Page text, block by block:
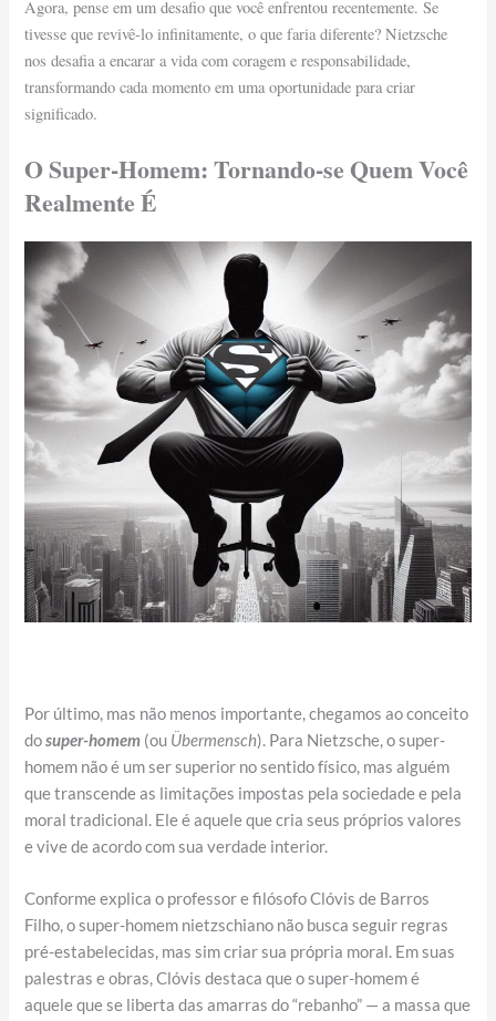
Agora, pense em um desafio que você enfrentou recentemente. Se
tivesse que revivê-lo infinitamente, o que faria diferente? Nietzsche
nos desafia a encarar a vida com coragem e responsabilidade,
transformando cada momento em uma oportunidade para criar
significado.
O Super-Homem: Tornando-se Quem Você
Realmente É
Por último, mas não menos importante, chegamos ao conceito
dosuper-homem (ou Übermensch). Para Nietzsche, o super-
homem não é um ser superior no sentido físico, mas alguém
que transcende as limitações impostas pela sociedade e pela
moral tradicional. Ele é aquele que cria seus próprios valores
e vive de acordo com sua verdade interior.
Conforme explica o professor e filósofo Clóvis de Barros
Filho, o super-homem nietzschiano não busca seguir regras
pré-estabelecidas, mas sim criar sua própria moral. Em suas
palestras e obras, Clóvis destaca que o super-homem é
aquele que se liberta das amarras do “rebanho” — a massa que